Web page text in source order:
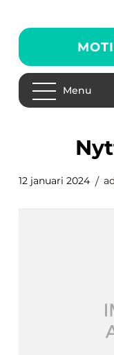
Menu
12 januari 2024